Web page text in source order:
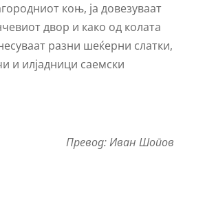
коњ, ја довезуваат
двор и како од колата
разни шеќерни слатки,
и илјадници саемски
Превод: Иван Шопов